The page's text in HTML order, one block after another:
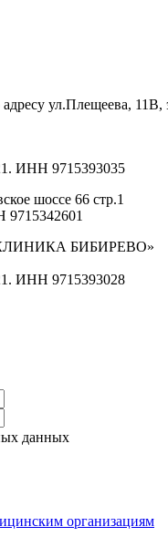
ул.Плещеева, 11В,
ИНН 9715393035
шоссе 66 стр.1
БИБИРЕВО»
ИНН 9715393028
данных
организациям